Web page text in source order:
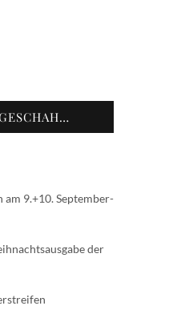
am 9.+10. September-
der